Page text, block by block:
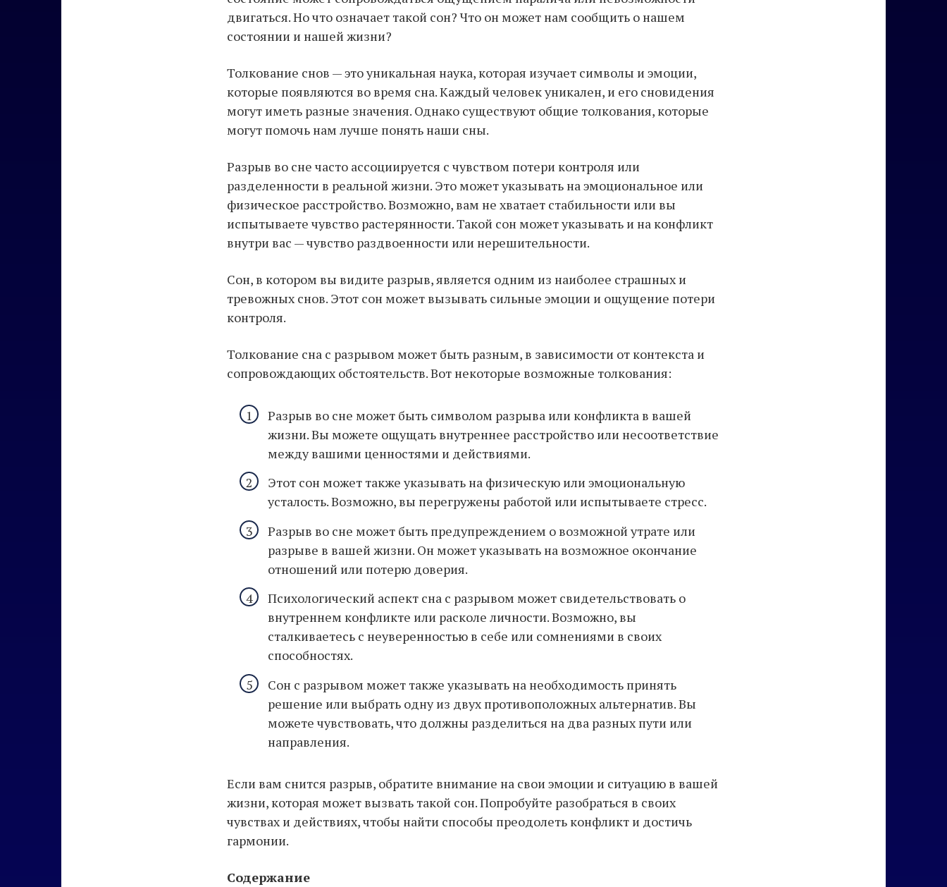
двигаться. Но что означает такой сон? Что он может нам сообщить о нашем
состоянии и нашей жизни?
Толкование снов — это уникальная наука, которая изучает символы и эмоции,
которые появляются во время сна. Каждый человек уникален, и его сновидения
могут иметь разные значения. Однако существуют общие толкования, которые
могут помочь нам лучше понять наши сны.
Разрыв во сне часто ассоциируется с чувством потери контроля или
разделенности в реальной жизни. Это может указывать на эмоциональное или
физическое расстройство. Возможно, вам не хватает стабильности или вы
испытываете чувство растерянности. Такой сон может указывать и на конфликт
внутри вас — чувство раздвоенности или нерешительности.
Сон, в котором вы видите разрыв, является одним из наиболее страшных и
тревожных снов. Этот сон может вызывать сильные эмоции и ощущение потери
контроля.
Толкование сна с разрывом может быть разным, в зависимости от контекста и
сопровождающих обстоятельств. Вот некоторые возможные толкования:
Разрыв во сне может быть символом разрыва или конфликта в вашей
жизни. Вы можете ощущать внутреннее расстройство или несоответствие
между вашими ценностями и действиями.
Этот сон может также указывать на физическую или эмоциональную
усталость. Возможно, вы перегружены работой или испытываете стресс.
Разрыв во сне может быть предупреждением о возможной утрате или
разрыве в вашей жизни. Он может указывать на возможное окончание
отношений или потерю доверия.
Психологический аспект сна с разрывом может свидетельствовать о
внутреннем конфликте или расколе личности. Возможно, вы
сталкиваетесь с неуверенностью в себе или сомнениями в своих
способностях.
Сон с разрывом может также указывать на необходимость принять
решение или выбрать одну из двух противоположных альтернатив. Вы
можете чувствовать, что должны разделиться на два разных пути или
направления.
Если вам снится разрыв, обратите внимание на свои эмоции и ситуацию в вашей
жизни, которая может вызвать такой сон. Попробуйте разобраться в своих
чувствах и действиях, чтобы найти способы преодолеть конфликт и достичь
гармонии.
Содержание